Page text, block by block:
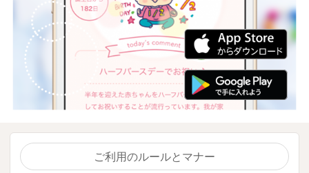
ご利用のルールとマナー